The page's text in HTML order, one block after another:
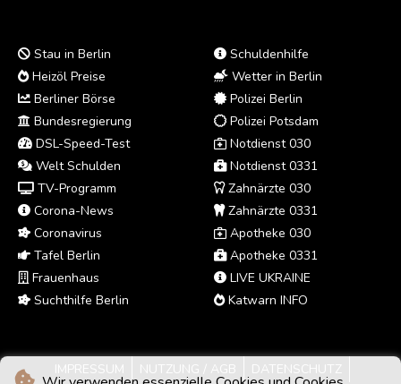
Stau in Berlin
Heizöl Preise
Berliner Börse
Bundesregierung
DSL-Speed-Test
Welt Schulden
TV-Programm
Corona-News
Coronavirus
Tafel Berlin
Frauenhaus
Suchthilfe Berlin
Schuldenhilfe
Wetter in Berlin
Polizei Berlin
Polizei Potsdam
Notdienst 030
Notdienst 0331
Zahnärzte 030
Zahnärzte 0331
Apotheke 030
Apotheke 0331
LIVE UKRAINE
Katwarn INFO
IMPRESSUM NUTZUNG / AGB DATENSCHUTZ